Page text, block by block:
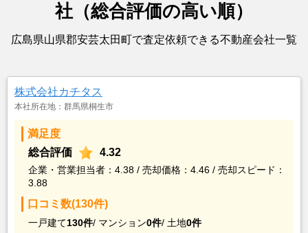
社（総合評価の高い順）
広島県山県郡安芸太田町で査定依頼できる不動産会社一覧
株式会社カチタス
本社所在地：群馬県桐生市
満足度
総合評価
4.32
企業・営業担当者：4.38 / 売却価格：4.46 / 売却スピード：
3.88
口コミ数(130件)
一戸建て130件/ マンション0件/ 土地0件